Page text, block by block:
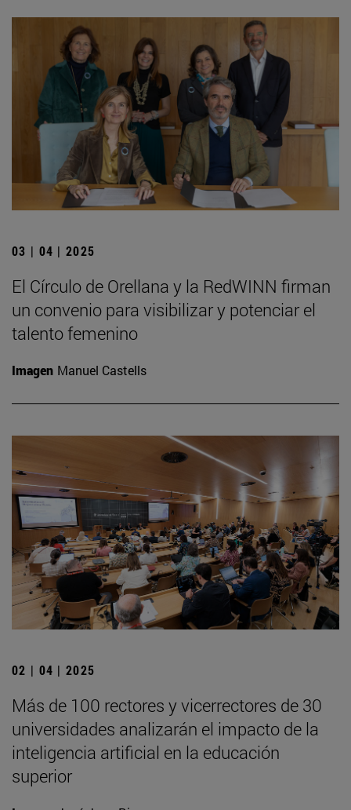
03 | 04 | 2025
El Círculo de Orellana y la RedWINN firman
un convenio para visibilizar y potenciar el
talento femenino
Imagen Manuel Castells
02 | 04 | 2025
Más de 100 rectores y vicerrectores de 30
universidades analizarán el impacto de la
inteligencia artificial en la educación
superior